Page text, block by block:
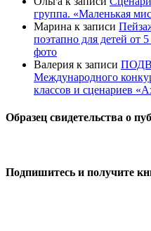
группа. «Маленькая
Марина к записи
поэтапно для детей от
фото
Валерия к записи
Международного
классов и сценариев
Образец свидетельства о
Подпишитесь и получите